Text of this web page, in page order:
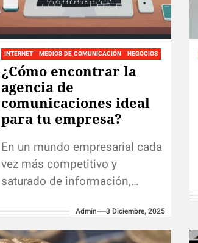
INTERNET MEDIOS DE COMUNICACIÓN NEGOCIOS
¿Cómo encontrar la
agencia de
comunicaciones ideal
para tu empresa?
En un mundo empresarial cada
vez más competitivo y
saturado de información,
comunicación sólida no es un
lujo, sino una...
Admin 3 Diciembre, 2025